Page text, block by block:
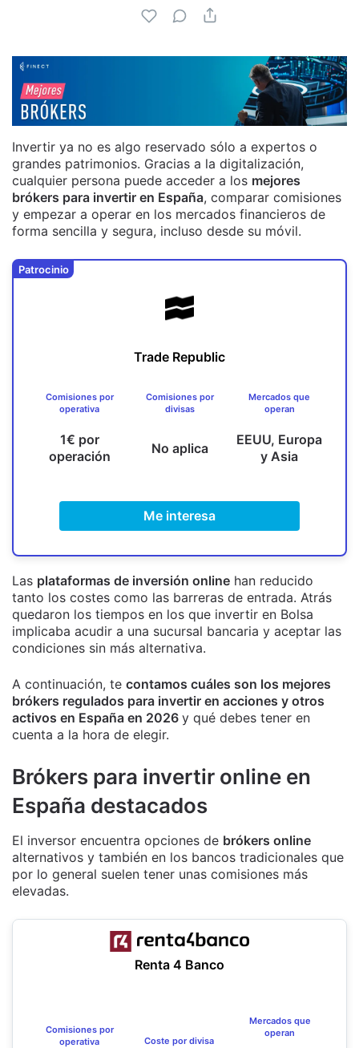
Invertir ya no es algo reservado sólo a expertos o
grandes patrimonios. Gracias a la digitalización,
cualquier persona puede acceder a los mejores
brókers para invertir en España, comparar comisiones
y empezar a operar en los mercados financieros de
forma sencilla y segura, incluso desde su móvil.
Patrocinio
Trade Republic
Comisiones por
operativa
1€ por
operación
Comisiones por
divisas
No aplica
Mercados que
operan
EEUU, Europa
y Asia
Me interesa
Las plataformas de inversión online han reducido
tanto los costes como las barreras de entrada. Atrás
quedaron los tiempos en los que invertir en Bolsa
implicaba acudir a una sucursal bancaria y aceptar las
condiciones sin más alternativa.
A continuación, te contamos cuáles son los mejores
brókers regulados para invertir en acciones y otros
activos en España en 2026 y qué debes tener en
cuenta a la hora de elegir.
Brókers para invertir online en
España destacados
El inversor encuentra opciones de brókers online
alternativos y también en los bancos tradicionales que
por lo general suelen tener unas comisiones más
elevadas.
Renta 4 Banco
Comisiones por
operativa
Coste por divisa
Mercados que
operan